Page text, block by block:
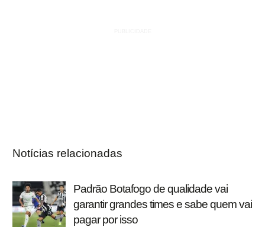
Notícias relacionadas
Padrão Botafogo de qualidade vai
garantir grandes times e sabe quem vai
pagar por isso